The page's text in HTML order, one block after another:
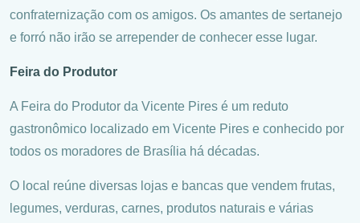
confraternização com os amigos. Os amantes de sertanejo
e forró não irão se arrepender de conhecer esse lugar.
Feira do Produtor
A Feira do Produtor da Vicente Pires é um reduto
gastronômico localizado em Vicente Pires e conhecido por
todos os moradores de Brasília há décadas.
O local reúne diversas lojas e bancas que vendem frutas,
legumes, verduras, carnes, produtos naturais e várias